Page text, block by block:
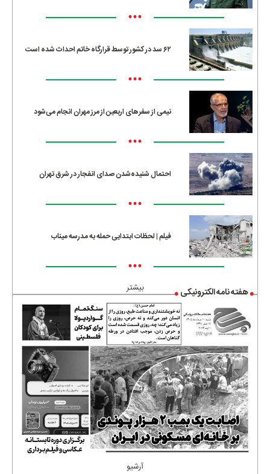
•••
۶۲ سد در کشور توسط قرارگاه خاتم احداث شده است
•••
نیمی از سفرهای اربعین از مرز مهران انجام می‌شود
•••
احتمال شنیده‌شدن صدای انفجار در شرق تهران
•••
فیلم | لحظات ابتدایی حمله به مدرسه میناب
•••
بیشتر هفته نامه الکترونیکی
آرشیو